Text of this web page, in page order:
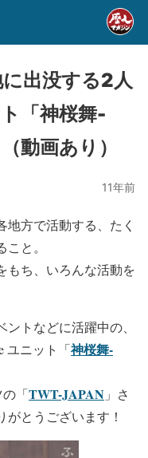
に出没する2人
「神桜舞-
動画あり）
11年前
方で活動する、たく
と。
もち、いろんな活動を
トなどに活躍中の、
ユニット「神桜舞-
「TWT-JAPAN 」さ
とうございます！